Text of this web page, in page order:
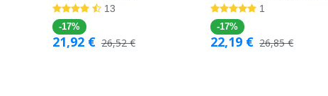
Warenkorb
13
-17%
21,92€ 26,52€
Warenkorb
1
-17%
22,19 € 26,85€